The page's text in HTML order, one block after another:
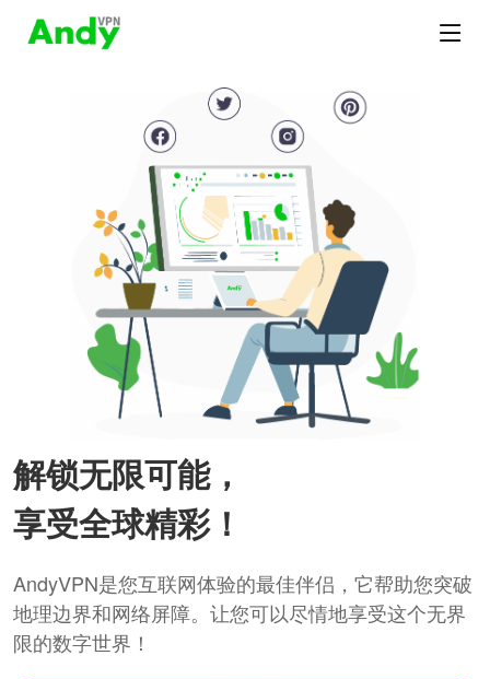
解锁无限可能，
享受全球精彩！
AndyVPN是您互联网体验的最佳伴侣，它帮助您突破
地理边界和网络屏障。让您可以尽情地享受这个无界
限的数字世界！